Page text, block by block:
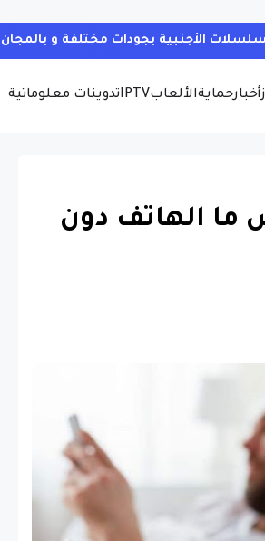
أخبارحمايةالألعابIPTVتدوينات معلوماتية
الهاتف دون